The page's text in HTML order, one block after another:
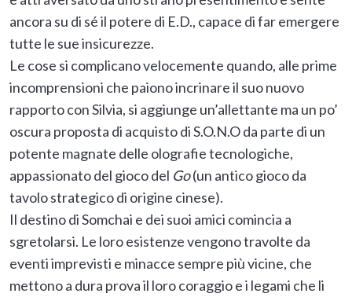
ancora su di sé il potere di E.D., capace di far emergere
tutte le sue insicurezze.
Le cose si complicano velocemente quando, alle prime
incomprensioni che paiono incrinare il suo nuovo
rapporto con Silvia, si aggiunge un’allettante ma un po’
oscura proposta di acquisto di S.O.N.O da parte di un
potente magnate delle olografie tecnologiche,
appassionato del gioco del Go(un antico gioco da
tavolo strategico di origine cinese).
Il destino di Somchai e dei suoi amici comincia a
sgretolarsi. Le loro esistenze vengono travolte da
eventi imprevisti e minacce sempre più vicine, che
mettono a dura prova il loro coraggio e i legami che li